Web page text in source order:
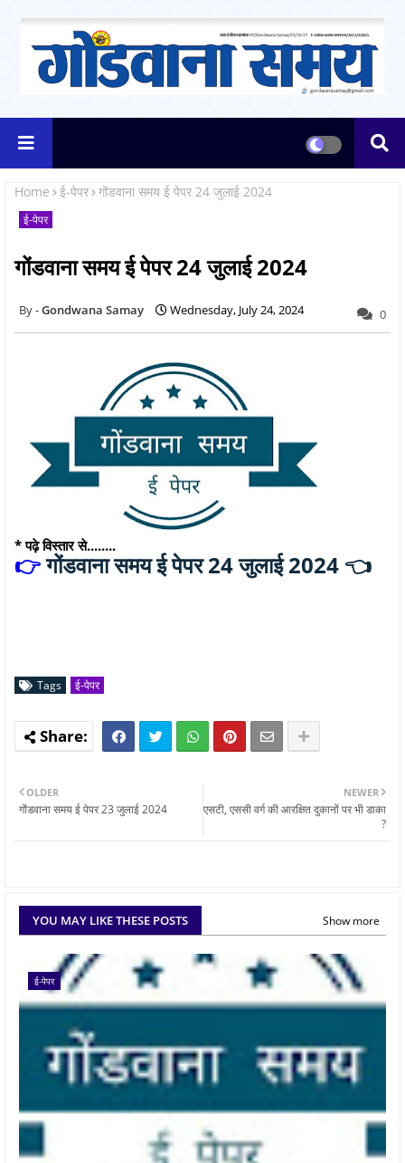
Home ई-पेपर गोंडवाना समय ई पेपर 24 जुलाई 2024
ई-पेपर
गोंडवाना समय ई पेपर 24 जुलाई 2024
Gondwana Samay Wednesday, July 24, 2024 0
* पढ़े विस्तार से........
👉गोंडवाना समय ई पेपर 24 जुलाई 2024 👈
Tags ई-पेपर
NEWER
एसटी, एससी वर्ग की आरक्षित दुकानों पर भी डाका
?
OLDER
गोंडवाना समय ई पेपर 23 जुलाई 2024
YOU MAY LIKE THESE POSTS Show more
ई-पेपर